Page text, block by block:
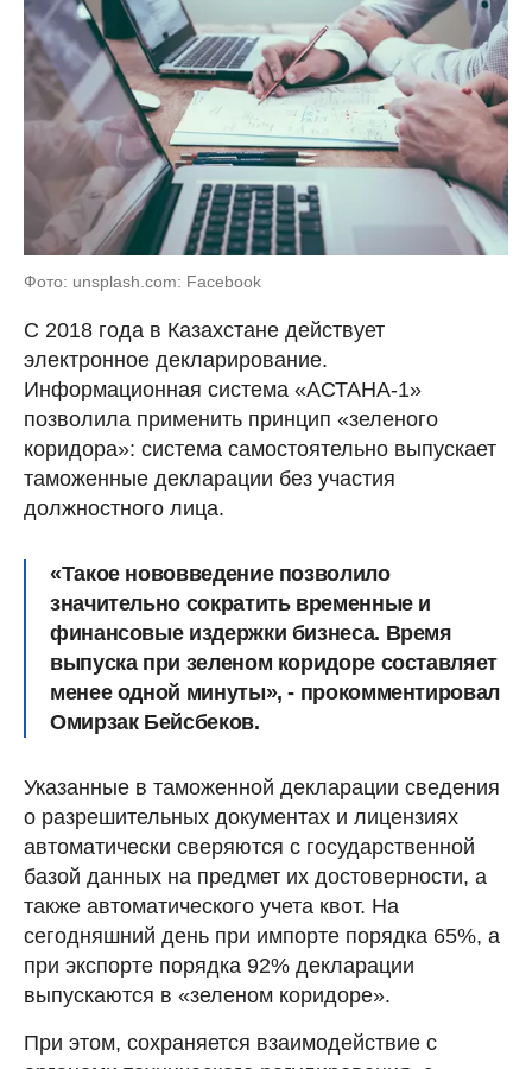
Фото: unsplash.com: Facebook
С 2018 года в Казахстане действует
электронное декларирование.
Информационная система «АСТАНА-1»
позволила применить принцип «зеленого
коридора»: система самостоятельно выпускает
таможенные декларации без участия
должностного лица.
«Такое нововведение позволило
значительно сократить временные и
финансовые издержки бизнеса. Время
выпуска при зеленом коридоре составляет
менее одной минуты», - прокомментировал
Омирзак Бейсбеков.
Указанные в таможенной декларации сведения
о разрешительных документах и лицензиях
автоматически сверяются с государственной
базой данных на предмет их достоверности, а
также автоматического учета квот. На
сегодняшний день при импорте порядка 65%, а
при экспорте порядка 92% декларации
выпускаются в «зеленом коридоре».
При этом, сохраняется взаимодействие с